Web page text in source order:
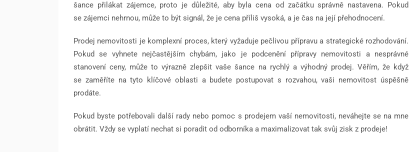
šance přilákat zájemce, proto je důležité, aby byla cena od začátku správně nastavena. Pokud
se zájemci nehrnou, může to být signál, že je cena příliš vysoká, a je čas na její přehodnocení.
Prodej nemovitosti je komplexní proces, který vyžaduje pečlivou přípravu a strategické rozhodování.
Pokud se vyhnete nejčastějším chybám, jako je podcenění přípravy nemovitosti a nesprávné
stanovení ceny, může to výrazně zlepšit vaše šance na rychlý a výhodný prodej. Věřím, že když
se zaměříte na tyto klíčové oblasti a budete postupovat s rozvahou, vaši nemovitost úspěšně
prodáte.
Pokud byste potřebovali další rady nebo pomoc s prodejem vaší nemovitosti, neváhejte se na mne
obrátit. Vždy se vyplatí nechat si poradit od odborníka a maximalizovat tak svůj zisk z prodeje!